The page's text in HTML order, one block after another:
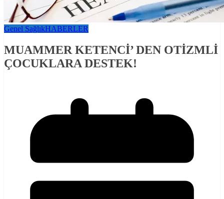
Genel SağlıkHABERLER
MUAMMER KETENCİ’ DEN OTİZMLİ
ÇOCUKLARA DESTEK!